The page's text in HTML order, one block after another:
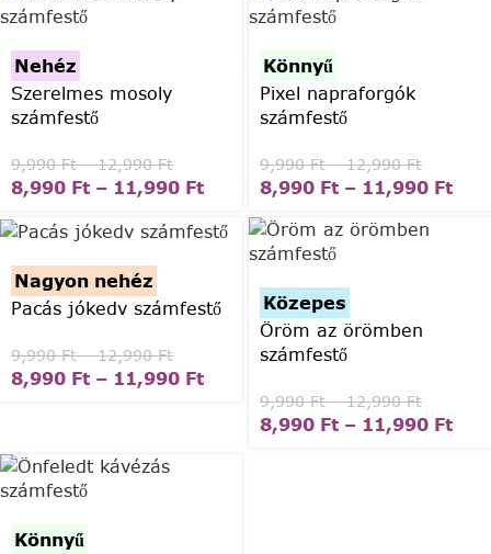
Nehéz
Szerelmes mosoly
számfestő
9,990Ft – 12,990Ft
8,990 Ft – 11,990 Ft
Könnyű
Pixel napraforgók
számfestő
9,990Ft – 12,990Ft
8,990 Ft – 11,990 Ft
Nagyon nehéz
Pacás jókedv számfestő
9,990Ft – 12,990Ft
8,990 Ft – 11,990 Ft
Közepes
Öröm az örömben
számfestő
9,990Ft – 12,990Ft
8,990 Ft – 11,990 Ft
Könnyű